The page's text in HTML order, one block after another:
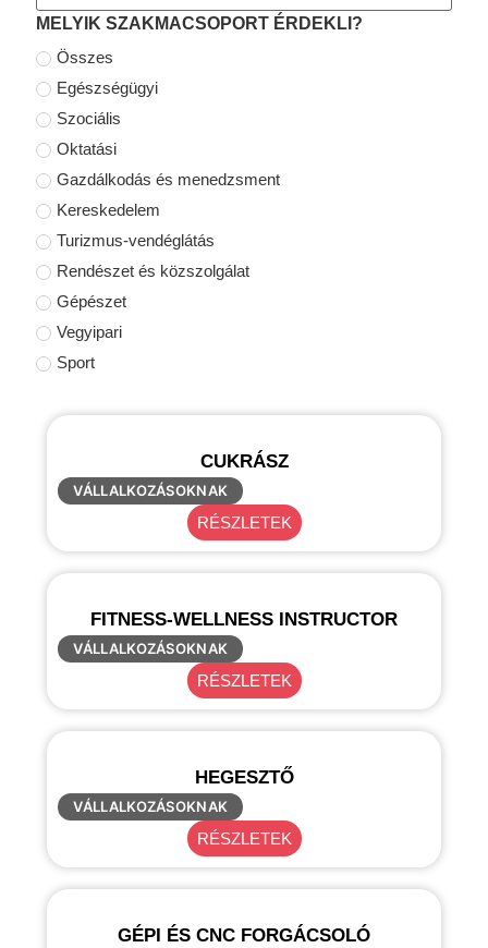
MELYIK SZAKMACSOPORT ÉRDEKLI?
Összes
Egészségügyi
Szociális
Oktatási
Gazdálkodás és menedzsment
Kereskedelem
Turizmus-vendéglátás
Rendészet és közszolgálat
Gépészet
Vegyipari
Sport
CUKRÁSZ
VÁLLALKOZÁSOKNAK
RÉSZLETEK
FITNESS-WELLNESS INSTRUCTOR
VÁLLALKOZÁSOKNAK
RÉSZLETEK
HEGESZTŐ
VÁLLALKOZÁSOKNAK
RÉSZLETEK
GÉPI ÉS CNC FORGÁCSOLÓ